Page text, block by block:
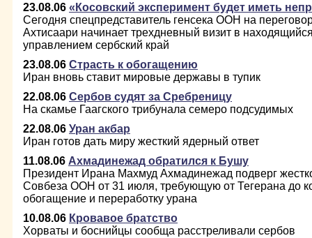
23.08.06 «Косовский эксперимент будет иметь
Сегодня спецпредставитель генсека ООН на
Ахтисаари начинает трехдневный визит в
управлением сербский край
23.08.06 Страсть к обогащению
Иран вновь ставит мировые державы в тупик
22.08.06 Сербов судят за Сребреницу
На скамье Гаагского трибунала семеро подсудимых
22.08.06 Уран акбар
Иран готов дать миру жесткий ядерный ответ
11.08.06 Ахмадинежад обратился к Бушу
Президент Ирана Махмуд Ахмадинежад подверг
Совбеза ООН от 31 июля, требующую от Тегерана до
обогащение и переработку урана
10.08.06 Кровавое братство
Хорваты и боснийцы сообща расстреливали сербов